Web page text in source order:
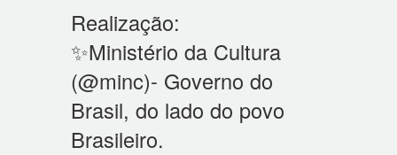
Realização:
✨Ministério da Cultura
(@minc)- Governo do
Brasil, do lado do povo
Brasileiro.